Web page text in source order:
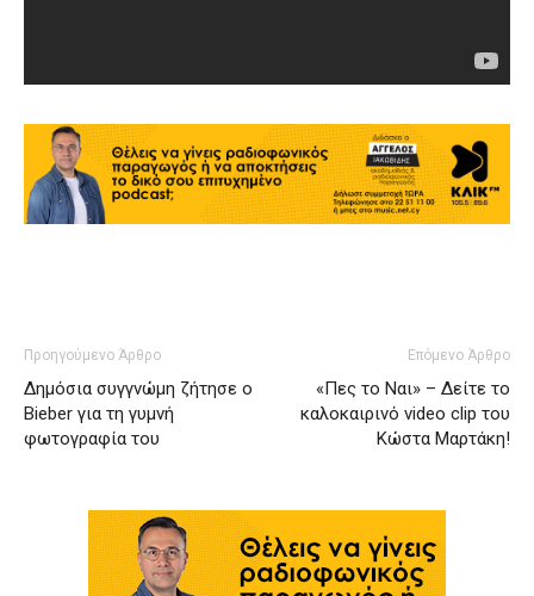
Προηγούμενο Άρθρο
Δημόσια συγγνώμη ζήτησε ο
Bieber για τη γυμνή
φωτογραφία του
Επόμενο Άρθρο
«Πες το Ναι» – Δείτε το
καλοκαιρινό video clip του
Κώστα Μαρτάκη!